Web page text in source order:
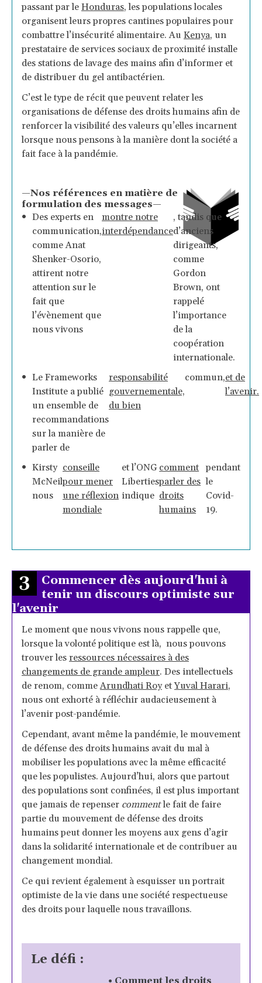
passant par le Honduras, les populations locales
organisent leurs propres cantines populaires pour
combattre l’insécurité alimentaire. Au Kenya, un
prestataire de services sociaux de proximité installe
des stations de lavage des mains afin d’informer et
de distribuer du gel antibactérien.
C’est le type de récit que peuvent relater les
organisations de défense des droits humains afin de
renforcer la visibilité des valeurs qu’elles incarnent
lorsque nous pensons à la manière dont la société a
fait face à la pandémie.
—Nos références en matière de
formulation des messages—
Des experts en
communication,
comme Anat
Shenker-Osorio,
attirent notre
attention sur le
fait que
l’évènement que
nous vivons
montre notre
interdépendance
, tandis que
d’anciens
dirigeants,
comme
Gordon
Brown, ont
rappelé
l’importance
de la
coopération
internationale.
Le Frameworks
Institute a publié
un ensemble de
recommandations
sur la manière de
parler de
responsabilité
gouvernementale,
du bien
commun,et de
l’avenir.
Kirsty
McNeil
nous
conseille
pour mener
une réflexion
mondiale
et l’ONG
Liberties
indique
comment
parler des
droits
humains
pendant
le
Covid-
19.
3
Commencer dès aujourd'hui à
tenir un discours optimiste sur
l'avenir
Le moment que nous vivons nous rappelle que,
lorsque la volonté politique est là, nous pouvons
trouver les ressources nécessaires à des
changements de grande ampleur. Des intellectuels
de renom, commeArundhati RoyetYuval Harari,
nous ont exhorté à réfléchir audacieusement à
l’avenir post-pandémie.
Cependant, avant même la pandémie, le mouvement
de défense des droits humains avait du mal à
mobiliser les populations avec la même efficacité
que les populistes. Aujourd’hui, alors que partout
des populations sont confinées, il est plus important
que jamais de repenser commentle fait de faire
partie du mouvement de défense des droits
humains peut donner les moyens aux gens d’agir
dans la solidarité internationale et de contribuer au
changement mondial.
Ce qui revient également à esquisser un portrait
optimiste de la vie dans une société respectueuse
des droits pour laquelle nous travaillons.
Le défi :
• Comment les droits